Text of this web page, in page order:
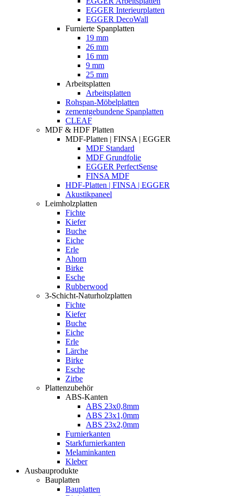
EGGER Interieurplatten
EGGER DecoWall
Furnierte Spanplatten
19 mm
26 mm
16 mm
9 mm
25 mm
Arbeitsplatten
Arbeitsplatten
Rohspan-Möbelplatten
zementgebundene Spanplatten
CLEAF
MDF & HDF Platten
MDF-Platten | FINSA | EGGER
MDF Standard
MDF Grundfolie
EGGER PerfectSense
FINSA MDF
HDF-Platten | FINSA | EGGER
Akustikpaneel
Leimholzplatten
Fichte
Kiefer
Buche
Eiche
Erle
Ahorn
Birke
Esche
Rubberwood
3-Schicht-Naturholzplatten
Fichte
Kiefer
Buche
Eiche
Erle
Lärche
Birke
Esche
Zirbe
Plattenzubehör
ABS-Kanten
ABS 23x0,8mm
ABS 23x1,0mm
ABS 23x2,0mm
Furnierkanten
Starkfurnierkanten
Melaminkanten
Kleber
Ausbauprodukte
Bauplatten
Bauplatten